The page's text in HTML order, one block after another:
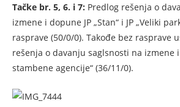
Tačke br. 5, 6. i 7: Predlog rešenja o
izmene i dopune JP „Stan“ i JP „Veliki
rasprave (50/0/0). Takođe bez rasprave
rešenja o davanju saglsnosti na izmene
stambene agencije“ (36/11/0).